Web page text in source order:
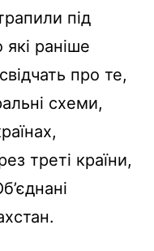
під
які раніше
про те,
схеми,
треті країни,